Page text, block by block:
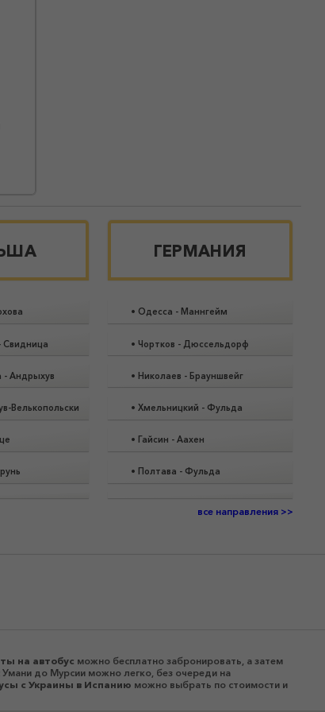
Свидница
- Андрыхув
Велькопольски
ГЕРМАНИЯ
• Одесса - Маннгейм
• Чортков - Дюссельдорф
• Николаев - Брауншвейг
• Хмельницкий - Фульда
• Гайсин - Аахен
• Полтава - Фульда
все направления >>
на автобус можно бесплатно забронировать, а затем
Умани до Мурсии можно легко, без очереди на
c Украины в Испанию можно выбрать по стоимости и